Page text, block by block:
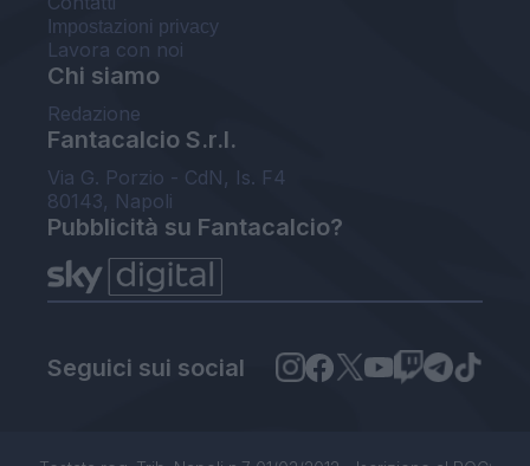
Impostazioni privacy
Lavora con noi
Chi siamo
Redazione
Fantacalcio S.r.l.
Via G. Porzio - CdN, Is. F4
80143, Napoli
Pubblicità su Fantacalcio?
Seguici sui social